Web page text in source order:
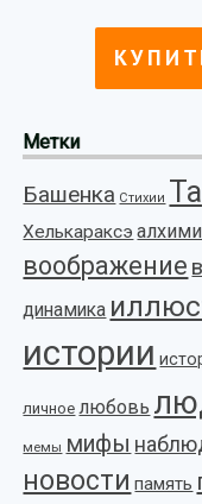
Метки
Башенка Стихии
Хелькараксэ
воображение
динамика
истории
личное любовь
мемы мифы
новости память